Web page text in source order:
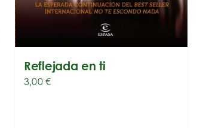
Reflejada en ti
3,00€